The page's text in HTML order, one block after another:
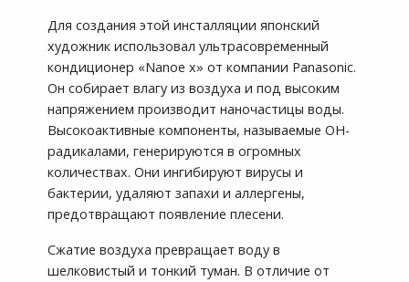
Для создания этой инсталляции японский
художник использовал ультрасовременный
кондиционер «Nanoe x» от компании Panasonic.
Он собирает влагу из воздуха и под высоким
напряжением производит наночастицы воды.
Высокоактивные компоненты, называемые ОН-
радикалами, генерируются в огромных
количествах. Они ингибируют вирусы и
бактерии, удаляют запахи и аллергены,
предотвращают появление плесени.
Сжатие воздуха превращает воду в
шелковистый и тонкий туман. В отличие от